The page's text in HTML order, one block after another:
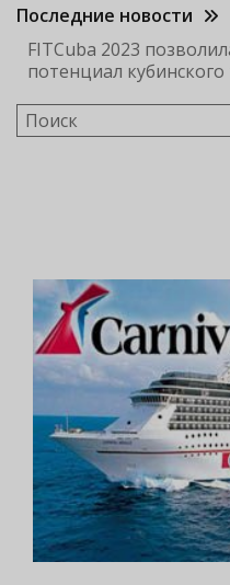
Последние новости
FITCuba 2023
потенциал
Поиск